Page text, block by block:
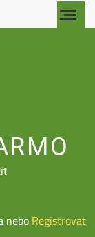
neboRegistrovat